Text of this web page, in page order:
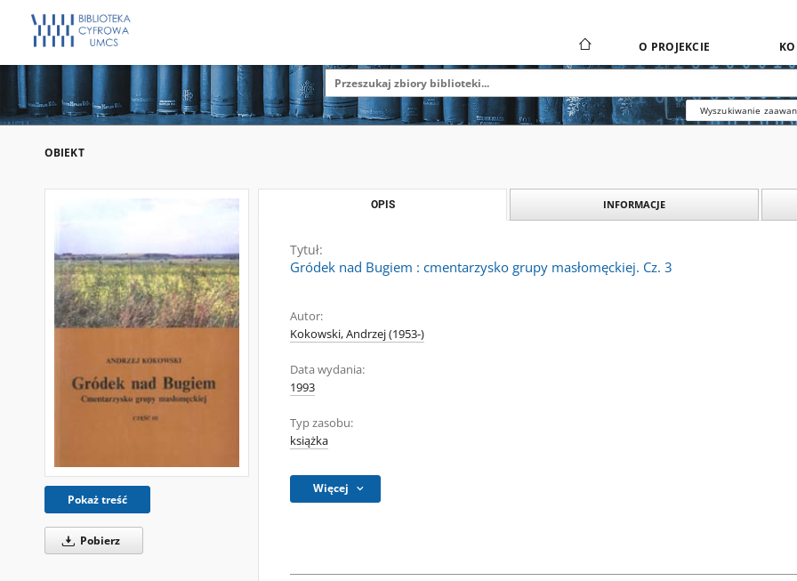
O PROJEKCIE
Wyszukiwanie
OBIEKT
Pokaż treść
Pobierz
OPIS INFORMACJE
Tytuł:
Gródek nad Bugiem : cmentarzysko grupy masłomęckiej. Cz. 3
Autor:
Kokowski, Andrzej (1953-)
Data wydania:
1993
Typ zasobu:
książka
Więcej